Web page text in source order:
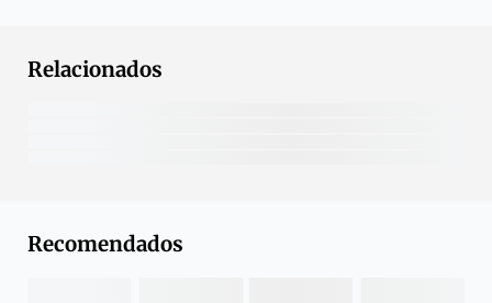
Relacionados
Recomendados